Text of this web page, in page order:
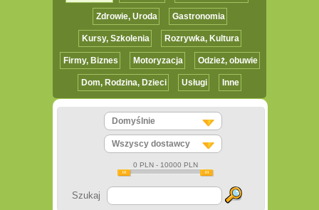
Zdrowie, Uroda Gastronomia
Kursy, Szkolenia Rozrywka, Kultura
Firmy, Biznes Motoryzacja Odzież, obuwie
Dom, Rodzina, Dzieci Usługi Inne
Domyślnie
Wszyscy dostawcy
0 PLN - 10000 PLN
Szukaj